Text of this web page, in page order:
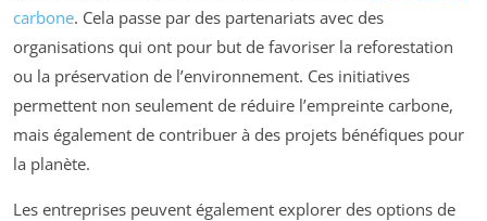
carbone. Cela passe par des partenariats avec des
organisations qui ont pour but de favoriser la reforestation
ou la préservation de l’environnement. Ces initiatives
permettent non seulement de réduire l’empreinte carbone,
mais également de contribuer à des projets bénéfiques pour
la planète.
Les entreprises peuvent également explorer des options de